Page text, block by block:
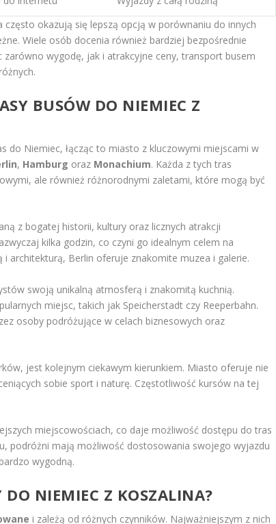
okazują się lepszą opcją w porównaniu do innych
Wiele osób docenia również bardziej bezpośrednie
wygodę, jak i atrakcyjne ceny, transport busem
BUSÓW DO NIEMIEC Z
do Niemiec, łącząc to miasto z kluczowymi miejscami w
, Hamburg oraz Monachium. Każda z tych tras
ale również różnorodnymi zaletami, które mogą być
z bogatej historii, kultury oraz licznych atrakcji
kilka godzin, co czyni go idealnym celem na
architekturą, Berlin oferuje znakomite muzea i galerie.
swoją unikalną atmosferą i znakomitą kuchnią.
miejsc, takich jak Speicherstadt czy Reeperbahn.
osoby podróżujące w celach biznesowych oraz
jest kolejnym ciekawym kierunkiem. Miasto oferuje nie
sobie sport i naturę. Częstotliwość kursów na tej
miejscowościach, co daje możliwość dostępu do tras
podróżni mają możliwość dostosowania swojego wyjazdu
wygodną.
DO NIEMIEC Z KOSZALINA?
i zależą od różnych czynników. Najważniejszym z nich